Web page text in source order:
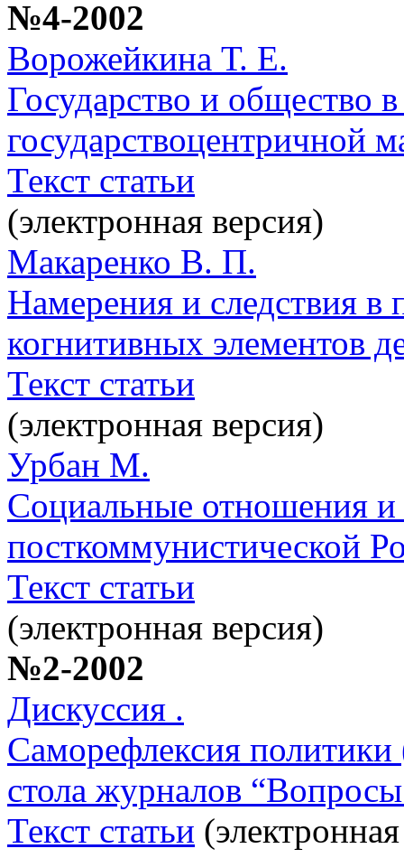
№4-2002
Ворожейкина Т. Е.
Государство и общество
государствоцентричной
Текст статьи
(электронная версия)
Макаренко В. П.
Намерения и следствия в
когнитивных элементов
Текст статьи
(электронная версия)
Урбан М.
Социальные отношения и
посткоммунистической
Текст статьи
(электронная версия)
№2-2002
Дискуссия .
Саморефлексия политики
стола журналов
Текст статьи